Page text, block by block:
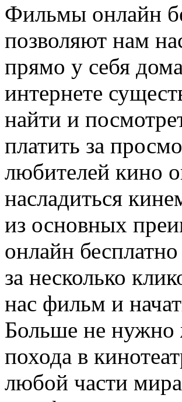
Фильмы oнлaйн
позволяют нам
прямо у себя
интернете
найти и
платить за
любителей кино
насладиться
из основных
онлайн
за несколько
нас фильм и
Больше не нужно
похода в
любой части